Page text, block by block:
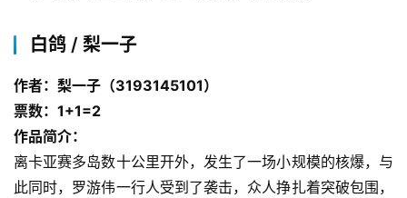
白鸽 / 梨一子
作者：梨一子（3193145101）
票数：1+1=2
作品简介：
离卡亚赛多岛数十公里开外，发生了一场小规模的核爆，与
此同时，罗游伟一行人受到了袭击，众人挣扎着突破包围，